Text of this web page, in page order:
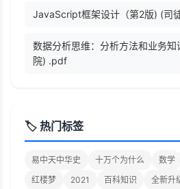
JavaScript框架设计（第2版) (司
数据分析思维：分析方法和业务
院) .pdf
🏷️ 热门标签
易中天中华史 十万个为什么 数学
红楼梦
2021 百科知识 全新升